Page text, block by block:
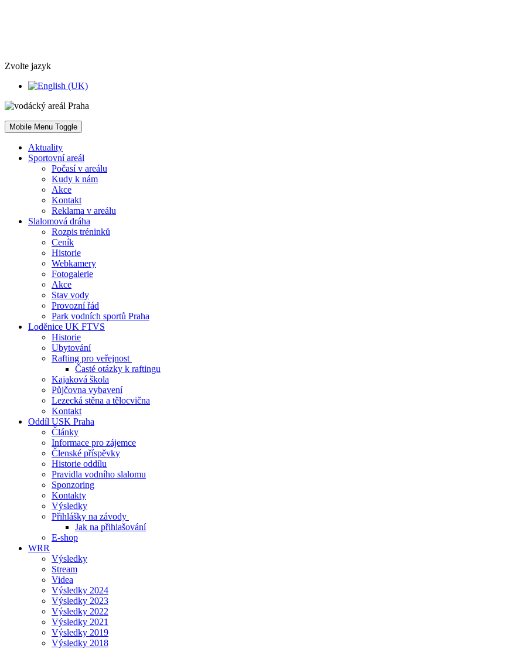
Zvolte jazyk
Mobile Menu Toggle
Aktuality
Sportovní areál
Počasí v areálu
Kudy k nám
Akce
Kontakt
Reklama v areálu
Slalomová dráha
Rozpis tréninků
Ceník
Historie
Webkamery
Fotogalerie
Akce
Stav vody
Provozní řád
Park vodních sportů Praha
Loděnice UK FTVS
Historie
Ubytování
Rafting pro veřejnost
Časté otázky k raftingu
Kajaková škola
Půjčovna vybavení
Lezecká stěna a tělocvična
Kontakt
Oddíl USK Praha
Články
Informace pro zájemce
Členské příspěvky
Historie oddílu
Pravidla vodního slalomu
Sponzoring
Kontakty
Výsledky
Přihlášky na závody
Jak na přihlašování
E-shop
WRR
Výsledky
Stream
Videa
Výsledky 2024
Výsledky 2023
Výsledky 2022
Výsledky 2021
Výsledky 2019
Výsledky 2018